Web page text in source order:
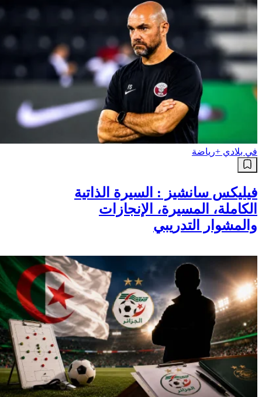
في بلادي +رياضة
فيليكس سانشيز : السيرة الذاتية
الكاملة، المسيرة، الإنجازات
والمشوار التدريبي